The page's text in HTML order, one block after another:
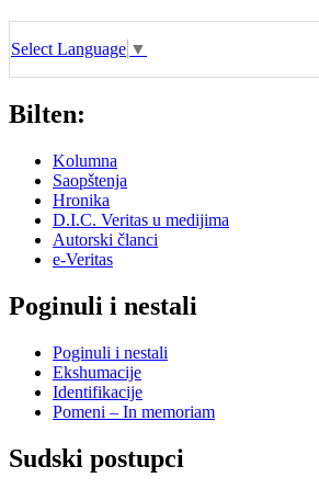
Select Language ▼
Bilten:
Kolumna
Saopštenja
Hronika
D.I.C. Veritas u medijima
Autorski članci
e-Veritas
Poginuli i nestali
Poginuli i nestali
Ekshumacije
Identifikacije
Pomeni – In memoriam
Sudski postupci